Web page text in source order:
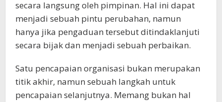
secara langsung oleh pimpinan. Hal ini dapat
menjadi sebuah pintu perubahan, namun
hanya jika pengaduan tersebut ditindaklanjuti
secara bijak dan menjadi sebuah perbaikan.
Satu pencapaian organisasi bukan merupakan
titik akhir, namun sebuah langkah untuk
pencapaian selanjutnya. Memang bukan hal